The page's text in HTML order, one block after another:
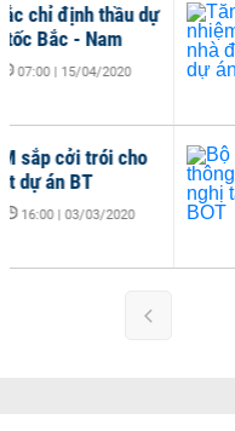
Tăng
đầu tư dự
THỜI SỰ -
Bộ Giao
tăng phí
-